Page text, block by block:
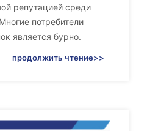
репутацией среди
потребители
является бурно.
продолжить чтение>>